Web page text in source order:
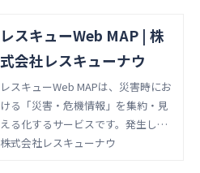
レスキューWeb MAP | 株
式会社レスキューナウ
レスキューWeb MAPは、災害時にお
ける「災害・危機情報」を集約・見
える化するサービスです。発生した
災害や危機が自社に影響するのか、
株式会社レスキューナウ